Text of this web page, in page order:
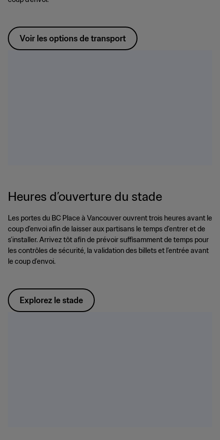
Voir les options de transport
Heures d’ouverture du stade
Les portes du BC Place à Vancouver ouvrent trois heures avant le
coup d’envoi afin de laisser aux partisans le temps d’entrer et de
s’installer. Arrivez tôt afin de prévoir suffisamment de temps pour
les contrôles de sécurité, la validation des billets et l’entrée avant
le coup d’envoi.
Explorez le stade